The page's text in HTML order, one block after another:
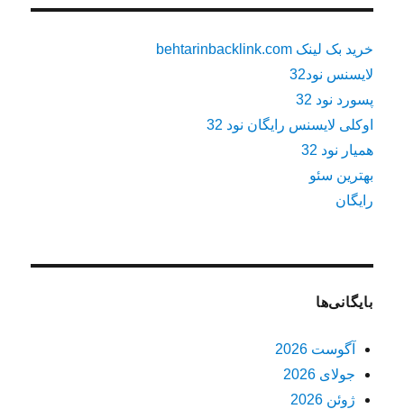
خرید بک لینک behtarinbacklink.com
لایسنس نود32
پسورد نود 32
اوکلی لایسنس رایگان نود 32
همیار نود 32
بهترین سئو
رایگان
بایگانی‌ها
آگوست 2026
جولای 2026
ژوئن 2026